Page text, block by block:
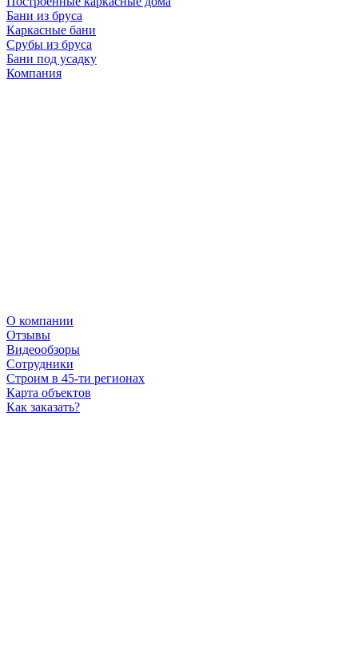
Бани из бруса
Каркасные бани
Срубы из бруса
Бани под усадку
Компания
О компании
Отзывы
Видеообзоры
Сотрудники
Строим в 45-ти регионах
Карта объектов
Как заказать?